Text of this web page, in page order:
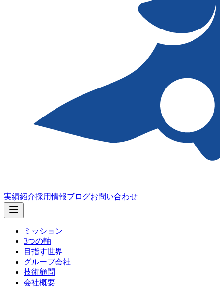
実績紹介採用情報ブログお問い合わせ
ミッション
3つの軸
目指す世界
グループ会社
技術顧問
会社概要